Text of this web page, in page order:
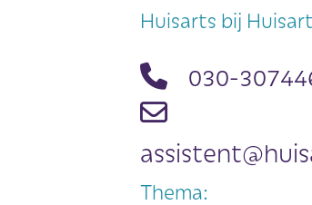
Huisarts bij
030-
Thema: